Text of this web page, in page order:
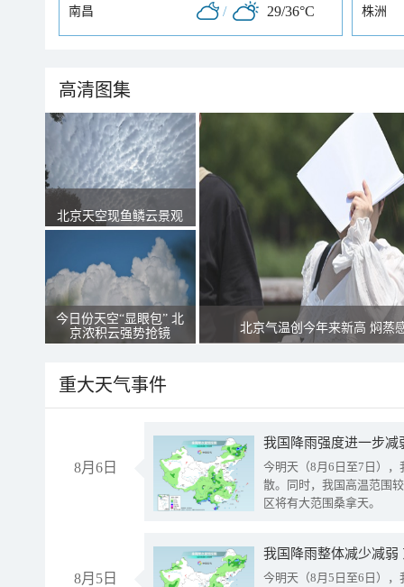
南昌 / 29/36°C 株洲
高清图集
北京天空现鱼鳞云景观
今日份天空“显眼包” 北
京浓积云强势抢镜
北京气温创今年来新高 焖蒸
重大天气事件
8月6日
今明天（8月6日至7日）
散。同时，我国高温范围
区将有大范围桑拿天。
8月5日
我国降雨整体减少减弱
今明天（8月5日至6日）